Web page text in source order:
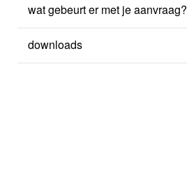
wat gebeurt er met je aanvraag?
downloads